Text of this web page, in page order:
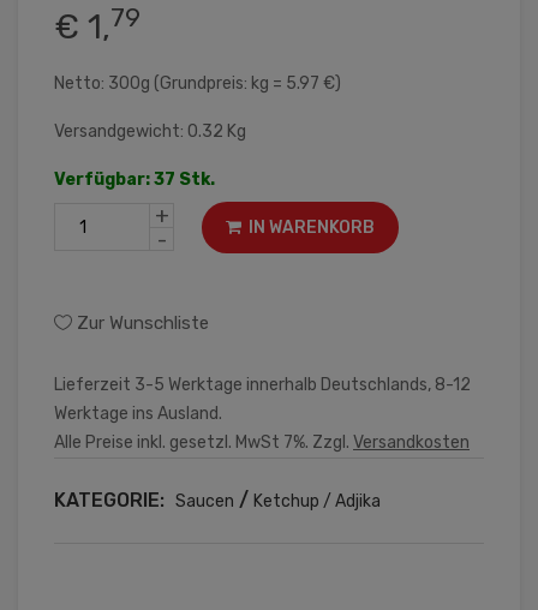
€ 1,79
Netto: 300g (Grundpreis: kg = 5.97 €)
Versandgewicht: 0.32 Kg
Verfügbar: 37 Stk.
+
-
IN WARENKORB
Zur Wunschliste
Lieferzeit 3-5 Werktage innerhalb Deutschlands, 8-12
Werktage ins Ausland.
Alle Preise inkl. gesetzl. MwSt 7%. Zzgl. Versandkosten
KATEGORIE: Saucen / Ketchup / Adjika